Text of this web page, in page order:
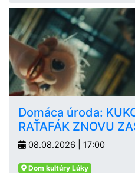
Domáca úroda:
RAŤAFÁK ZNOVU
08.08.2026 | 17:00
Dom kultúry Lúky